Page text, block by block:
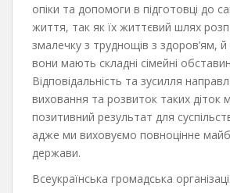
опіки та допомоги в підготовці до
життя, так як їх життєвий шлях
змалечку з труднощів з здоров’ям,
вони мають складні сімейні
Відповідальність та зусилля
виховання та розвиток таких діток
позитивний результат для
адже ми виховуємо повноцінне
держави.
Всеукраїнська громадська